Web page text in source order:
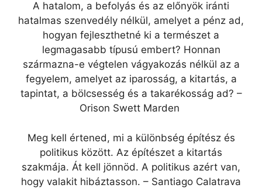
A hatalom, a befolyás és az előnyök iránti
hatalmas szenvedély nélkül, amelyet a pénz ad,
hogyan fejleszthetné ki a természet a
legmagasabb típusú embert? Honnan
származna-e végtelen vágyakozás nélkül az a
fegyelem, amelyet az iparosság, a kitartás, a
tapintat, a bölcsesség és a takarékosság ad? –
Orison Swett Marden
Meg kell értened, mi a különbség építész és
politikus között. Az építészet a kitartás
szakmája. Át kell jönnöd. A politikus azért van,
hogy valakit hibáztasson. – Santiago Calatrava